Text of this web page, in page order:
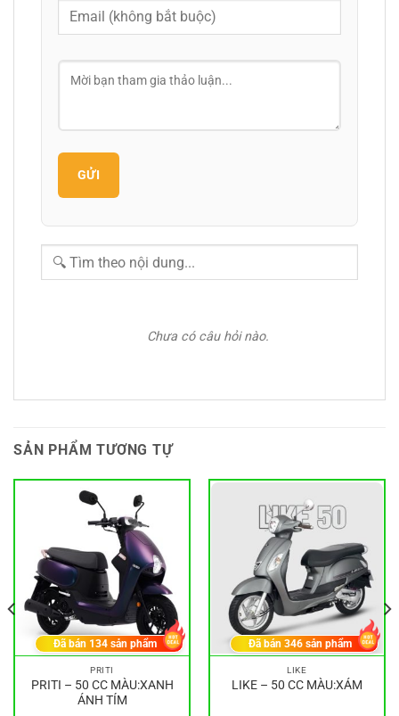
GỬI
Chưa có câu hỏi nào.
SẢN PHẨM TƯƠNG TỰ
PRITI
PRITI – 50 CC MÀU:XANH
ÁNH TÍM
Đã bán 134 sản phẩm
LIKE
LIKE – 50 CC MÀU:XÁM
Đã bán346 sản phẩm